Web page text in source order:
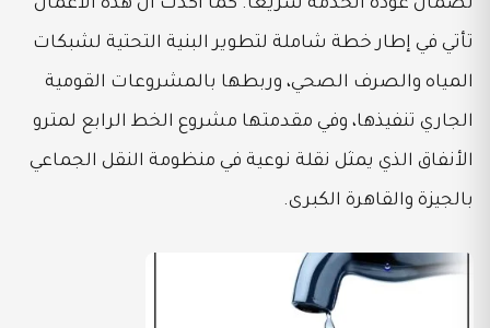
لضمان عودة الخدمة سريعًا. كما أكدت أن هذه الأعمال
تأتي في إطار خطة شاملة لتطوير البنية التحتية لشبكات
المياه والصرف الصحي، وربطها بالمشروعات القومية
الجاري تنفيذها، وفي مقدمتها مشروع الخط الرابع لمترو
الأنفاق الذي يمثل نقلة نوعية في منظومة النقل الجماعي
بالجيزة والقاهرة الكبرى.